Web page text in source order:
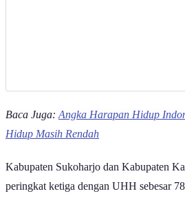
Baca Juga: Angka Harapan Hidup
Hidup Masih Rendah
Kabupaten Sukoharjo dan Kabupaten
peringkat ketiga dengan UHH sebesar